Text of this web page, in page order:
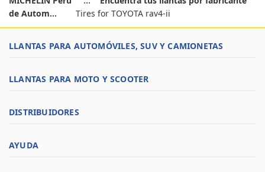
de Autom...
Tires for TOYOTA rav4-ii
LLANTAS PARA AUTOMÓVILES, SUV Y CAMIONETAS
LLANTAS PARA MOTO Y SCOOTER
DISTRIBUIDORES
AYUDA